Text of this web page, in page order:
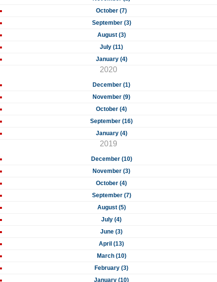
October (7)
September (3)
August (3)
July (11)
January (4)
2020
December (1)
November (9)
October (4)
September (16)
January (4)
2019
December (10)
November (3)
October (4)
September (7)
August (5)
July (4)
June (3)
April (13)
March (10)
February (3)
January (10)